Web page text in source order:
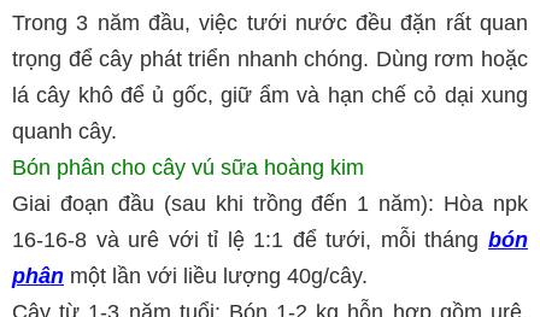
Trong 3 năm đầu, việc tưới nước đều đặn rất quan
trọng để cây phát triển nhanh chóng. Dùng rơm hoặc
lá cây khô để ủ gốc, giữ ẩm và hạn chế cỏ dại xung
quanh cây.
Bón phân cho cây vú sữa hoàng kim
Giai đoạn đầu (sau khi trồng đến 1 năm): Hòa npk
16-16-8 và urê với tỉ lệ 1:1 để tưới, mỗi tháng bón
phân một lần với liều lượng 40g/cây.
Cây từ 1-3 năm tuổi: Bón 1-2 kg hỗn hợp gồm urê,